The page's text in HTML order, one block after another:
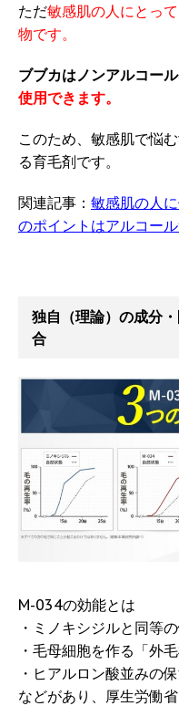
ただ敏感肌の人にとっ
物です。
ブブカはノンアルコール
使用できます。
このため、敏感肌で悩
る育毛剤です。
関連記事： 敏感肌の人
のポイントはアルコー
独自（理論）の成分
合
M-034の効能とは
・ミノキシジルと同等
・毛母細胞を作る「外
・ヒアルロン酸並みの
などがあり、厚生労働